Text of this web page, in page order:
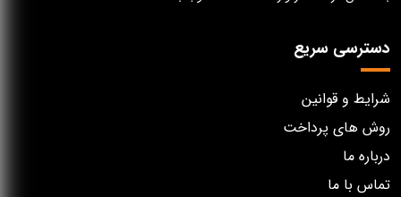
دسترسی سریع
شرایط و قوانین
روش های پرداخت
درباره ما
تماس با ما